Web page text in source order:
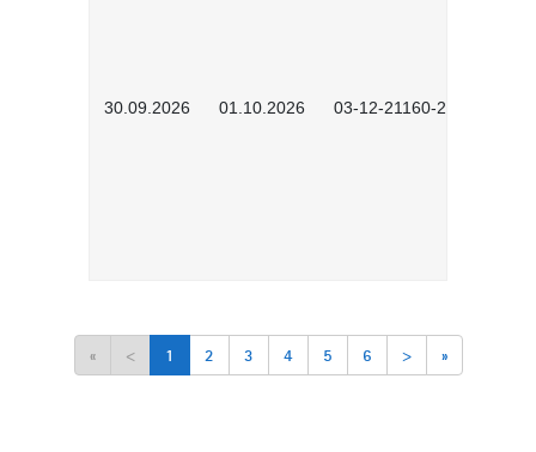
30.09.2026 01.10.2026 03-12-21160-2601
« < 1 2 3 4 5 6 > »